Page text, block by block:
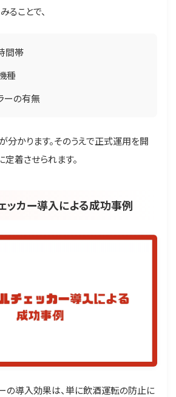
ることで、
間帯
種
ーの有無
分かります。そのうえで正式運用を開
着させられます。
ッカー導入による成功事例
の導入効果は、単に飲酒運転の防止に